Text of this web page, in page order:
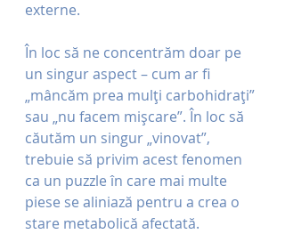
externe.
În loc să ne concentrăm doar pe
un singur aspect – cum ar fi
„mâncăm prea mulți carbohidrați”
sau „nu facem mișcare”. În loc să
căutăm un singur „vinovat”,
trebuie să privim acest fenomen
ca un puzzle în care mai multe
piese se aliniază pentru a crea o
stare metabolică afectată.